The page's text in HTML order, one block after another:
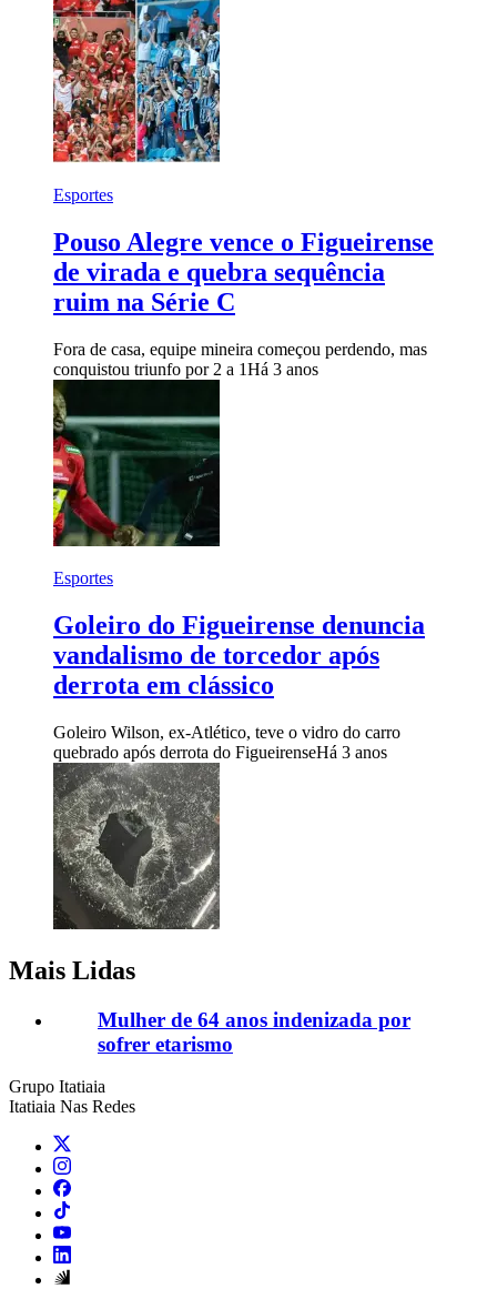
Esportes
Pouso Alegre vence o Figueirense
de virada e quebra sequência
ruim na Série C
Fora de casa, equipe mineira começou perdendo, mas
conquistou triunfo por 2 a 1Há 3 anos
Esportes
Goleiro do Figueirense denuncia
vandalismo de torcedor após
derrota em clássico
Goleiro Wilson, ex-Atlético, teve o vidro do carro
quebrado após derrota do FigueirenseHá 3 anos
Mais Lidas
Mulher de 64 anos indenizada por
sofrer etarismo
Grupo Itatiaia
Itatiaia Nas Redes